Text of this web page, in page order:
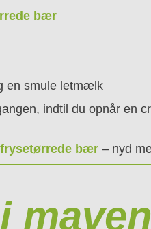
bær
en smule letmælk
indtil du opnår en
frysetørrede bær – nyd